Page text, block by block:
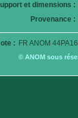
et dimensions :
Provenance :
: FR ANOM
© ANOM sous